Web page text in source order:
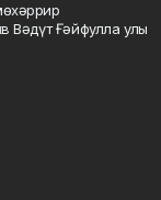
Вәдүт Ғәйфулла улы